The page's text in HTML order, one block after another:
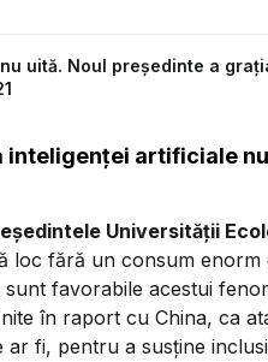
uită. Noul președinte a
inteligenței artificiale
Universității
loc fără un consum
favorabile acestui
în raport cu China, ca
fi, pentru a susține